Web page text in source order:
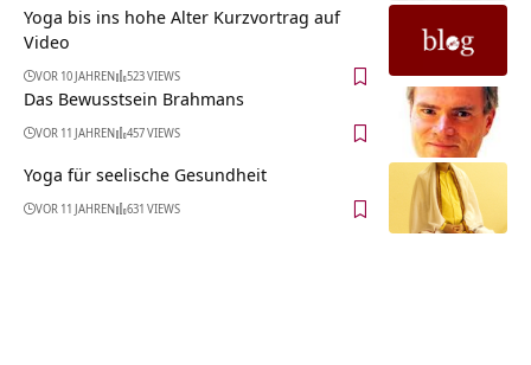
Yoga bis ins hohe Alter Kurzvortrag auf
Video
VOR 10 JAHREN 523 VIEWS
Das Bewusstsein Brahmans
VOR 11 JAHREN 457 VIEWS
Yoga für seelische Gesundheit
VOR 11 JAHREN 631 VIEWS